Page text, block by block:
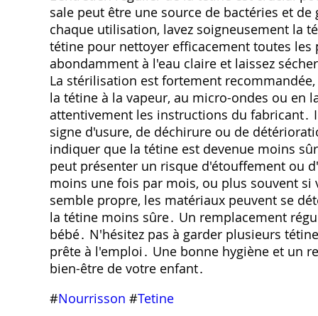
sale peut être une source de bactéries et
chaque utilisation, lavez soigneusement la
tétine pour nettoyer efficacement toutes les
abondamment à l'eau claire et laissez
La stérilisation est fortement
la tétine à la vapeur, au micro-ondes ou en
attentivement les instructions du
signe d'usure, de déchirure ou de
indiquer que la tétine est devenue moins
peut présenter un risque d'étouffement ou
moins une fois par mois, ou plus souvent si
semble propre, les matériaux peuvent se
la tétine moins sûre․ Un remplacement
bébé․ N'hésitez pas à garder plusieurs
prête à l'emploi․ Une bonne hygiène et un
bien-être de votre enfant․
#Nourrisson #Tetine